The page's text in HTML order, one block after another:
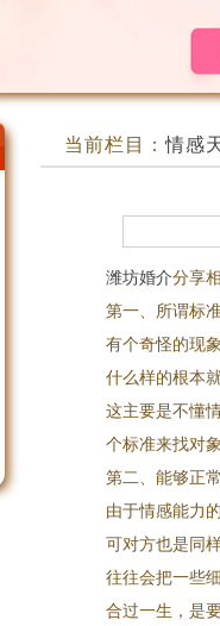
当前栏目：情感
潍坊婚介分享
第一、所谓标
有个奇怪的现
什么样的根本
这主要是不懂
个标准来找对
第二、能够正
由于情感能力
可对方也是同
往往会把一些
合过一生，是